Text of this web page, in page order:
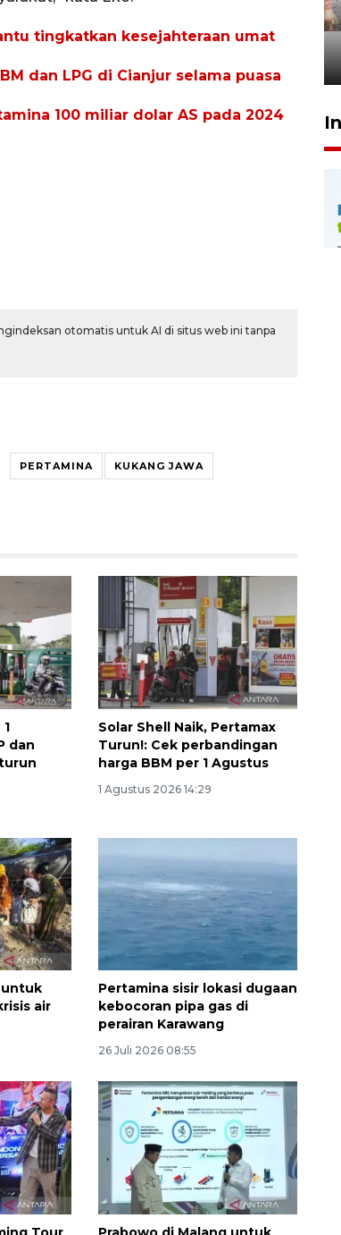
tingkatkan kesejahteraan umat
dan LPG di Cianjur selama puasa
100 miliar dolar AS pada 2024
otomatis untuk AI di situs web ini tanpa
PERTAMINA KUKANG JAWA
dan
Solar Shell Naik, Pertamax
Turun!: Cek perbandingan
harga BBM per 1 Agustus
1 Agustus 2026 14:29
untuk
air
Pertamina sisir lokasi dugaan
kebocoran pipa gas di
perairan Karawang
26 Juli 2026 08:55
penegak hukum
Memberantas kejahatan
jalanan Jakarta
2026-08-05 18:00:00